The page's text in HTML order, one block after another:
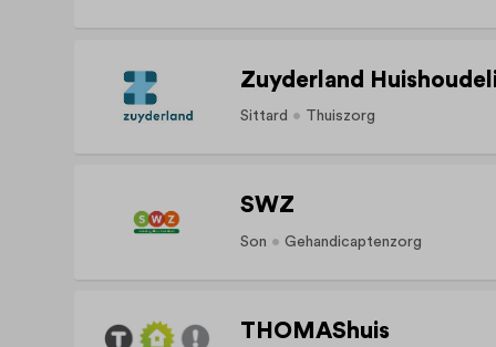
Zuyderland
Sittard Thuiszorg
SWZ
Son Gehandicaptenzorg
THOMAShuis